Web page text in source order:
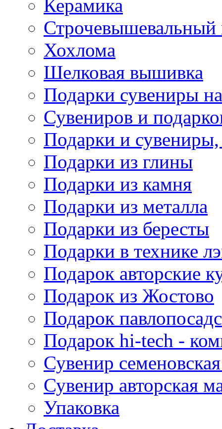
Керамика
Хохлома
Шелковая вышивка
Подарки сувениры
Сувениров и
Подарки и сувениры,
Подарки из глины
Подарки из камня
Подарки из металла
Подарки из бересты
Подарки в технике
Подарок авторские
Подарок из Жостово
Подарок
Подарок hi-tech -
Сувенир
Сувенир авторская
Упаковка